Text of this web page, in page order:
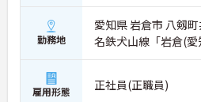
勤務地
愛知県 岩倉市 八剱
名鉄犬山線「岩倉(
雇用形態 正社員(正職員)